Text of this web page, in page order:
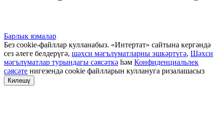
Барлык язмалар
Без cookie-файллар кулланабыз. «Интертат» сайтына кергәндә
сез әлеге белдерүгә, шәхси мәгълүматларны эшкәртүгә, Шәхси
мәгълүматлар турындагы сәясәткә һәм Конфиденциальлек
сәясәте нигезендә cookie файлларын куллануга ризалашасыз
Килешү